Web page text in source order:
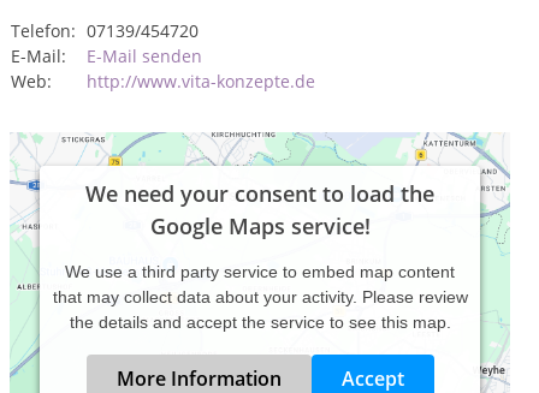
Telefon: 07139/454720
E-Mail:
E-Mail senden
Web:
http://www.vita-konzepte.de
We need your consent to load the
Google Maps service!
We use a third party service to embed map content
that may collect data about your activity. Please review
the details and accept the service to see this map.
More Information Accept